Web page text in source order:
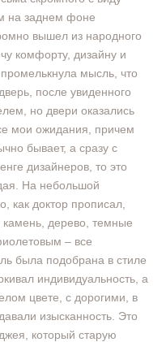
на заднем фоне
вышел из народного
комфорту, дизайну и
мысль, что
после увиденного
но двери оказались
мои ожидания, причем
бывает, а сразу с
дизайнеров, то это
На небольшой
как доктор прописал,
дерево, темные
– все
была подобрана в стиле
индивидуальность, а
цвете, с дорогими, в
изысканность. Это
который старую